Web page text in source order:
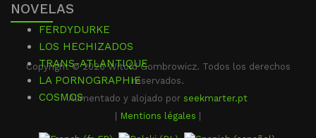
NOVELAS
FERDYDURKE
LOS HECHIZADOS
TRANS-ATLANTIQUE
LA PORNOGRAPHIE
COSMOS
Copyright © 2026 Witold Gombrowicz. Todos los derechos
reservados.
Alimentado y alojado por seekmarter.pt
Mentions légales